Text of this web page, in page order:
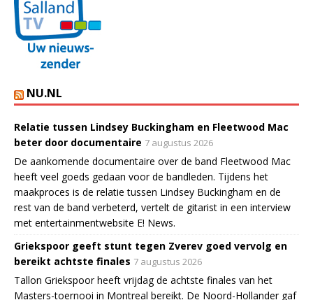
NU.NL
Relatie tussen Lindsey Buckingham en Fleetwood Mac
beter door documentaire 7 augustus 2026
De aankomende documentaire over de band Fleetwood Mac
heeft veel goeds gedaan voor de bandleden. Tijdens het
maakproces is de relatie tussen Lindsey Buckingham en de
rest van de band verbeterd, vertelt de gitarist in een interview
met entertainmentwebsite E! News.
Griekspoor geeft stunt tegen Zverev goed vervolg en
bereikt achtste finales 7 augustus 2026
Tallon Griekspoor heeft vrijdag de achtste finales van het
Masters-toernooi in Montreal bereikt. De Noord-Hollander gaf